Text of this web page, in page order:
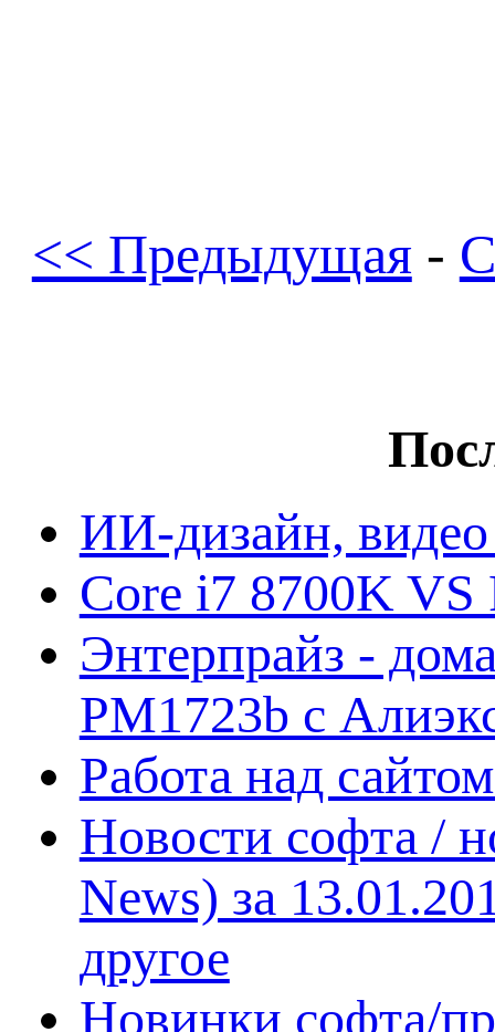
<< Предыдущая-
ИИ-дизайн,
Core i7 8700K VS
Энтерпрайз -
PM1723b с
Работа над
Новости софта /
News) за
другое
Новинки софта/